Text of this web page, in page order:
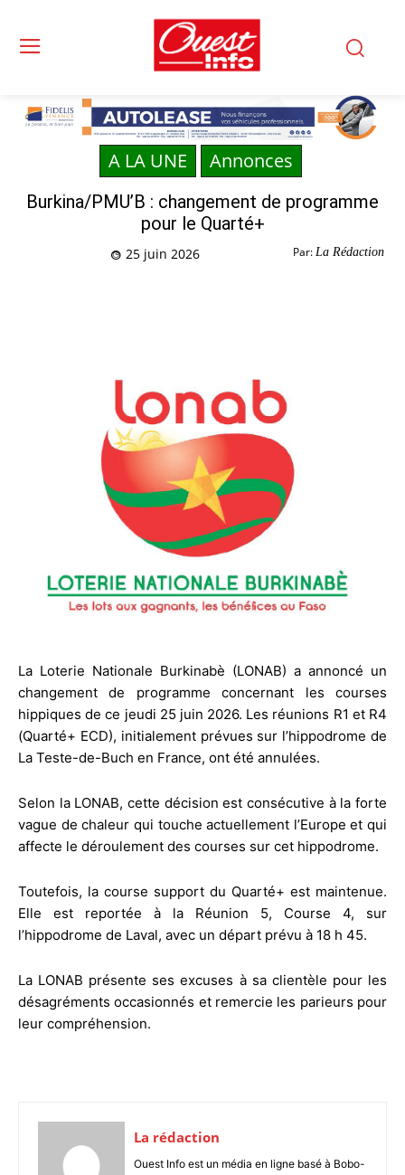
A LA UNE Annonces
Burkina/PMU’B : changement de programme
pour le Quarté+
Par: La Rédaction
25 juin 2026
La Loterie Nationale Burkinabè (LONAB) a annoncé un
changement de programme concernant les courses
hippiques de ce jeudi 25 juin 2026. Les réunions R1 et R4
(Quarté+ ECD), initialement prévues sur l’hippodrome de
La Teste-de-Buch en France, ont été annulées.
Selon la LONAB, cette décision est consécutive à la forte
vague de chaleur qui touche actuellement l’Europe et qui
affecte le déroulement des courses sur cet hippodrome.
Toutefois, la course support du Quarté+ est maintenue.
Elle est reportée à la Réunion 5, Course 4, sur
l’hippodrome de Laval, avec un départ prévu à 18 h 45.
La LONAB présente ses excuses à sa clientèle pour les
désagréments occasionnés et remercie les parieurs pour
leur compréhension.
La rédaction
Ouest Info est un média en ligne basé à Bobo-